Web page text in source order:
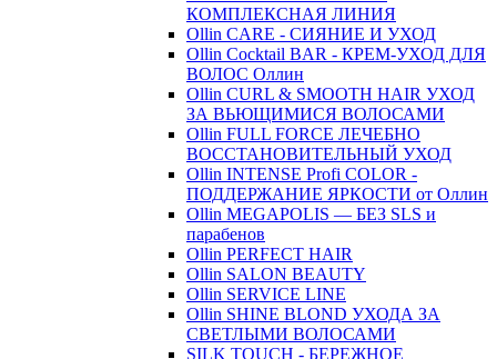
КОМПЛЕКСНАЯ ЛИНИЯ
Ollin CARE - СИЯНИЕ И УХОД
Ollin Cocktail BAR - КРЕМ-УХОД ДЛЯ
ВОЛОС Оллин
Ollin CURL & SMOOTH HAIR УХОД
ЗА ВЬЮЩИМИСЯ ВОЛОСАМИ
Ollin FULL FORCE ЛЕЧЕБНО
ВОССТАНОВИТЕЛЬНЫЙ УХОД
Ollin INTENSE Profi COLOR -
ПОДДЕРЖАНИЕ ЯРКОСТИ от Оллин
Ollin MEGAPOLIS — БЕЗ SLS и
парабенов
Ollin PERFECT HAIR
Ollin SALON BEAUTY
Ollin SERVICE LINE
Ollin SHINE BLOND УХОДА ЗА
СВЕТЛЫМИ ВОЛОСАМИ
SILK TOUCH - БЕРЕЖНОЕ